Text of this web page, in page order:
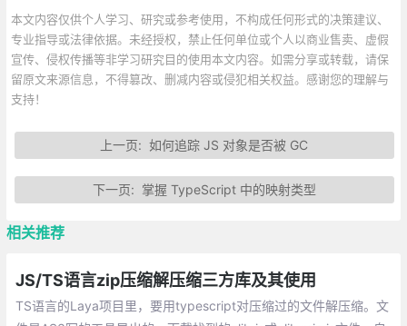
本文内容仅供个人学习、研究或参考使用，不构成任何形式的决策建议、
专业指导或法律依据。未经授权，禁止任何单位或个人以商业售卖、虚假
宣传、侵权传播等非学习研究目的使用本文内容。如需分享或转载，请保
留原文来源信息，不得篡改、删减内容或侵犯相关权益。感谢您的理解与
支持！
上一页:如何追踪 JS 对象是否被 GC
下一页: 掌握 TypeScript 中的映射类型
相关推荐
JS/TS语言zip压缩解压缩三方库及其使用
TS语言的Laya项目里，要用typescript对压缩过的文件解压缩。文